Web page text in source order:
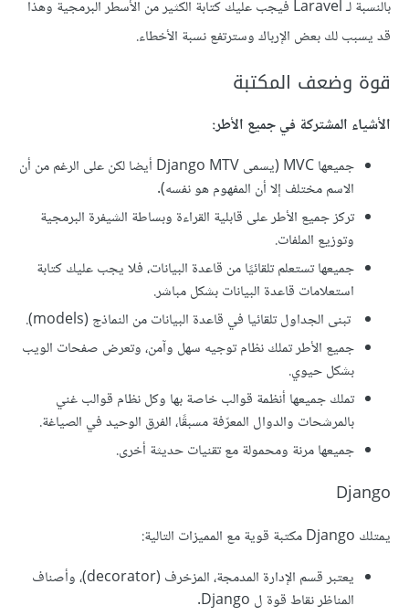
بالنسبة لـ Laravel فيجب عليك كتابة الكثير من الأسطر البرمجية وهذا
قد يسبب لك بعض الإرباك وسترتفع نسبة الأخطاء.
قوة وضعف المكتبة
الأشياء المشتركة في جميع الأطر:
جميعها MVC (يسمى Django MTV أيضا لكن على الرغم من أن
الاسم مختلف إلا أن المفهوم هو نفسه).
تركز جميع الأطر على قابلية القراءة وبساطة الشيفرة البرمجية
وتوزيع الملفات.
جميعها تستعلم تلقائيًا من قاعدة البيانات، فلا يجب عليك كتابة
استعلامات قاعدة البيانات بشكل مباشر.
تبنى الجداول تلقائيا في قاعدة البيانات من النماذج (models).
جميع الأطر تملك نظام توجيه سهل وآمن، وتعرض صفحات الويب
بشكل حيوي.
تملك جميعها أنظمة قوالب خاصة بها وكل نظام قوالب غني
بالمرشحات والدوال المعرّفة مسبقًا، الفرق الوحيد في الصياغة.
جميعها مرنة ومحمولة مع تقنيات حديثة أخرى.
Django
يمتلك Django مكتبة قوية مع المميزات التالية:
يعتبر قسم الإدارة المدمجة، المزخرف (decorator)، وأصناف
المناظر نقاط قوة ل Django.